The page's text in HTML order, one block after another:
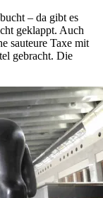
– da gibt es
geklappt. Auch
sauteure Taxe mit
gebracht. Die